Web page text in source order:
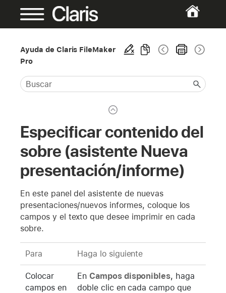
Ayuda de Claris FileMaker
Pro
Especificar contenido del
sobre (asistente Nueva
presentación/informe)
En este panel del asistente de nuevas
presentaciones/nuevos informes, coloque los
campos y el texto que desee imprimir en cada
sobre.
Para Haga lo siguiente
Colocar
campos en
En Campos disponibles, haga
doble clic en cada campo que